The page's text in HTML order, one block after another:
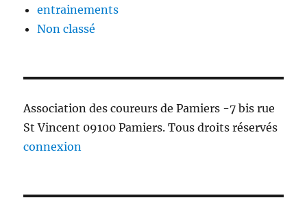
entrainements
Non classé
Association des coureurs de Pamiers -7 bis rue
St Vincent 09100 Pamiers. Tous droits réservés
connexion